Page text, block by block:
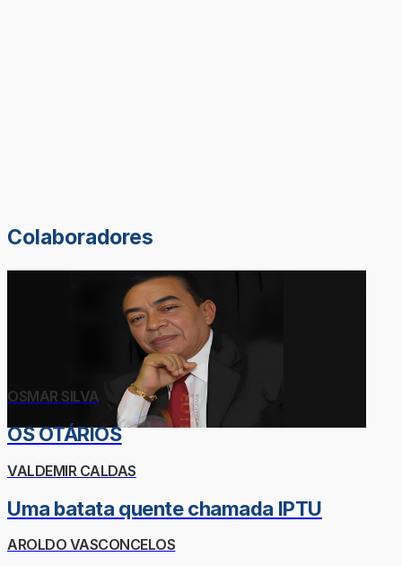
Colaboradores
OSMAR SILVA
OS OTÁRIOS
VALDEMIR CALDAS
Uma batata quente chamada IPTU
AROLDO VASCONCELOS